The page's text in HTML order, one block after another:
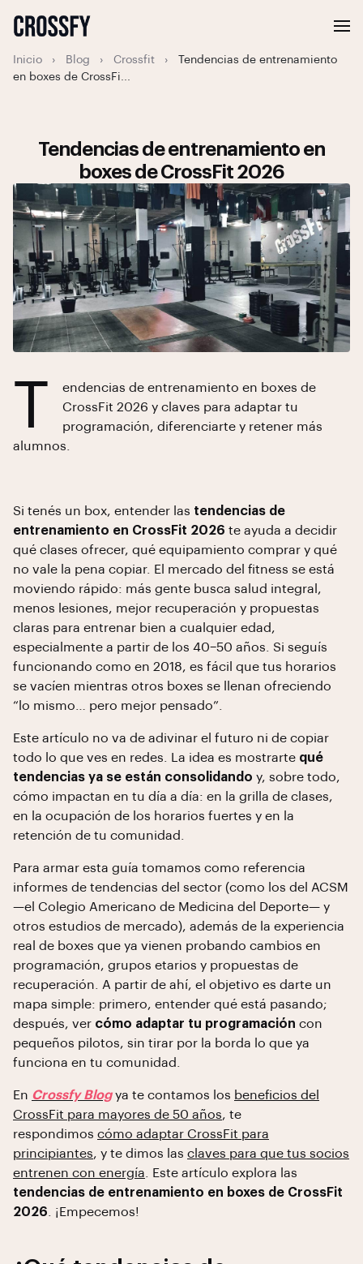
Inicio › Blog › Crossfit ›
Tendencias de entrenamiento
en boxes de CrossFi...
Tendencias de entrenamiento en
boxes de CrossFit 2026
T
endencias de entrenamiento en boxes de
CrossFit 2026 y claves para adaptar tu
programación, diferenciarte y retener más
alumnos.
Si tenés un box, entender las tendencias de
entrenamiento en CrossFit 2026 te ayuda a decidir
qué clases ofrecer, qué equipamiento comprar y qué
no vale la pena copiar. El mercado del fitness se está
moviendo rápido: más gente busca salud integral,
menos lesiones, mejor recuperación y propuestas
claras para entrenar bien a cualquier edad,
especialmente a partir de los 40–50 años. Si seguís
funcionando como en 2018, es fácil que tus horarios
se vacíen mientras otros boxes se llenan ofreciendo
“lo mismo… pero mejor pensado”.
Este artículo no va de adivinar el futuro ni de copiar
todo lo que ves en redes. La idea es mostrarte qué
tendencias ya se están consolidando y, sobre todo,
cómo impactan en tu día a día: en la grilla de clases,
en la ocupación de los horarios fuertes y en la
retención de tu comunidad.
Para armar esta guía tomamos como referencia
informes de tendencias del sector (como los del ACSM
—el Colegio Americano de Medicina del Deporte— y
otros estudios de mercado), además de la experiencia
real de boxes que ya vienen probando cambios en
programación, grupos etarios y propuestas de
recuperación. A partir de ahí, el objetivo es darte un
mapa simple: primero, entender qué está pasando;
después, ver cómo adaptar tu programación con
pequeños pilotos, sin tirar por la borda lo que ya
funciona en tu comunidad.
En Crossfy Blogya te contamos los beneficios del
CrossFit para mayores de 50 años, te
respondimos cómo adaptar CrossFit para
principiantes, y te dimos las claves para que tus socios
entrenen con energía . Este artículo explora las
tendencias de entrenamiento en boxes de CrossFit
2026 . ¡Empecemos!